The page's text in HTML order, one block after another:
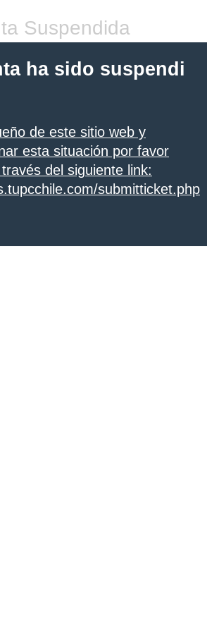
Suspendida
ha sido suspendi
de este sitio web y
esta situación por favor
del siguiente link:
submitticket.php